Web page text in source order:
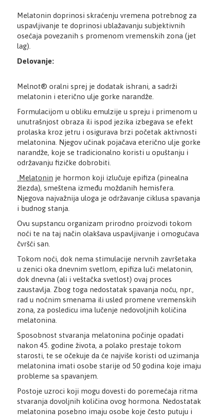
Melatonin doprinosi skraćenju vremena potrebnog za
uspavljivanje te doprinosi ublažavanju subjektivnih
osećaja povezanih s promenom vremenskih zona (jet
lag).
Delovanje:
Melnot® oralni sprej je dodatak ishrani, a sadrži
melatonin i eterično ulje gorke narandže.
Formulacijom u obliku emulzije u spreju i primenom u
unutrašnjost obraza ili ispod jezika izbegava se efekt
prolaska kroz jetru i osigurava brzi početak aktivnosti
melatonina. Njegov učinak pojačava eterično ulje gorke
narandže, koje se tradicionalno koristi u opuštanju i
održavanju fizičke dobrobiti.
Melatonin je hormon koji izlučuje epifiza (pinealna
žlezda), smeštena između moždanih hemisfera.
Njegova najvažnija uloga je održavanje ciklusa spavanja
i budnog stanja.
Ovu supstancu organizam prirodno proizvodi tokom
noći te na taj način olakšava uspavljivanje i omogućava
čvršći san.
Tokom noći, dok nema stimulacije nervnih završetaka
u zenici oka dnevnim svetlom, epifiza luči melatonin,
dok dnevna (ali i veštačka svetlost) ovaj proces
zaustavlja. Zbog toga nedostatak spavanja noću, npr.,
rad u noćnim smenama ili usled promene vremenskih
zona, za posledicu ima lučenje nedovoljnih količina
melatonina.
Sposobnost stvaranja melatonina počinje opadati
nakon 45. godine života, a polako prestaje tokom
starosti, te se očekuje da će najviše koristi od uzimanja
melatonina imati osobe starije od 50 godina koje imaju
probleme sa spavanjem.
Postoje uzroci koji mogu dovesti do poremećaja ritma
stvaranja dovoljnih količina ovog hormona. Nedostatak
melatonina posebno imaju osobe koje često putuju i